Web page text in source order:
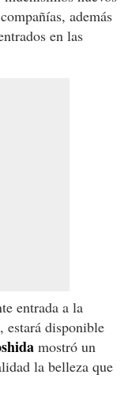
además
en las
entrada a la
estará disponible
mostró un
la belleza que